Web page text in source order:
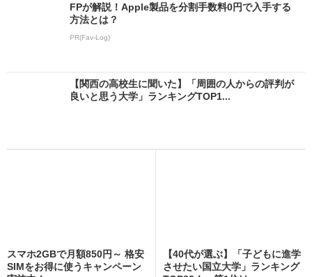
FPが解説！Apple製品を分割手数料0円で入手する
方法とは？
PR(Fav-Log)
【関西の高校生に聞いた】「周囲の人からの評判が
良いと思う大学」ランキングTOP1...
スマホ2GBで月額850円～ 格安
SIMをお得に使うキャンペーン
【40代が選ぶ】「子どもに進学
させたい国立大学」ランキング